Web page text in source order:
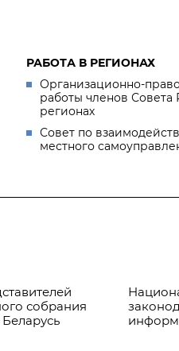
РАБОТА В РЕГИОНАХ
Организационно-
работы членов Совета
регионах
Совет по
местного
собрания